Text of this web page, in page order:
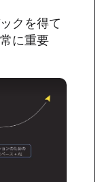
クを得て
に重要